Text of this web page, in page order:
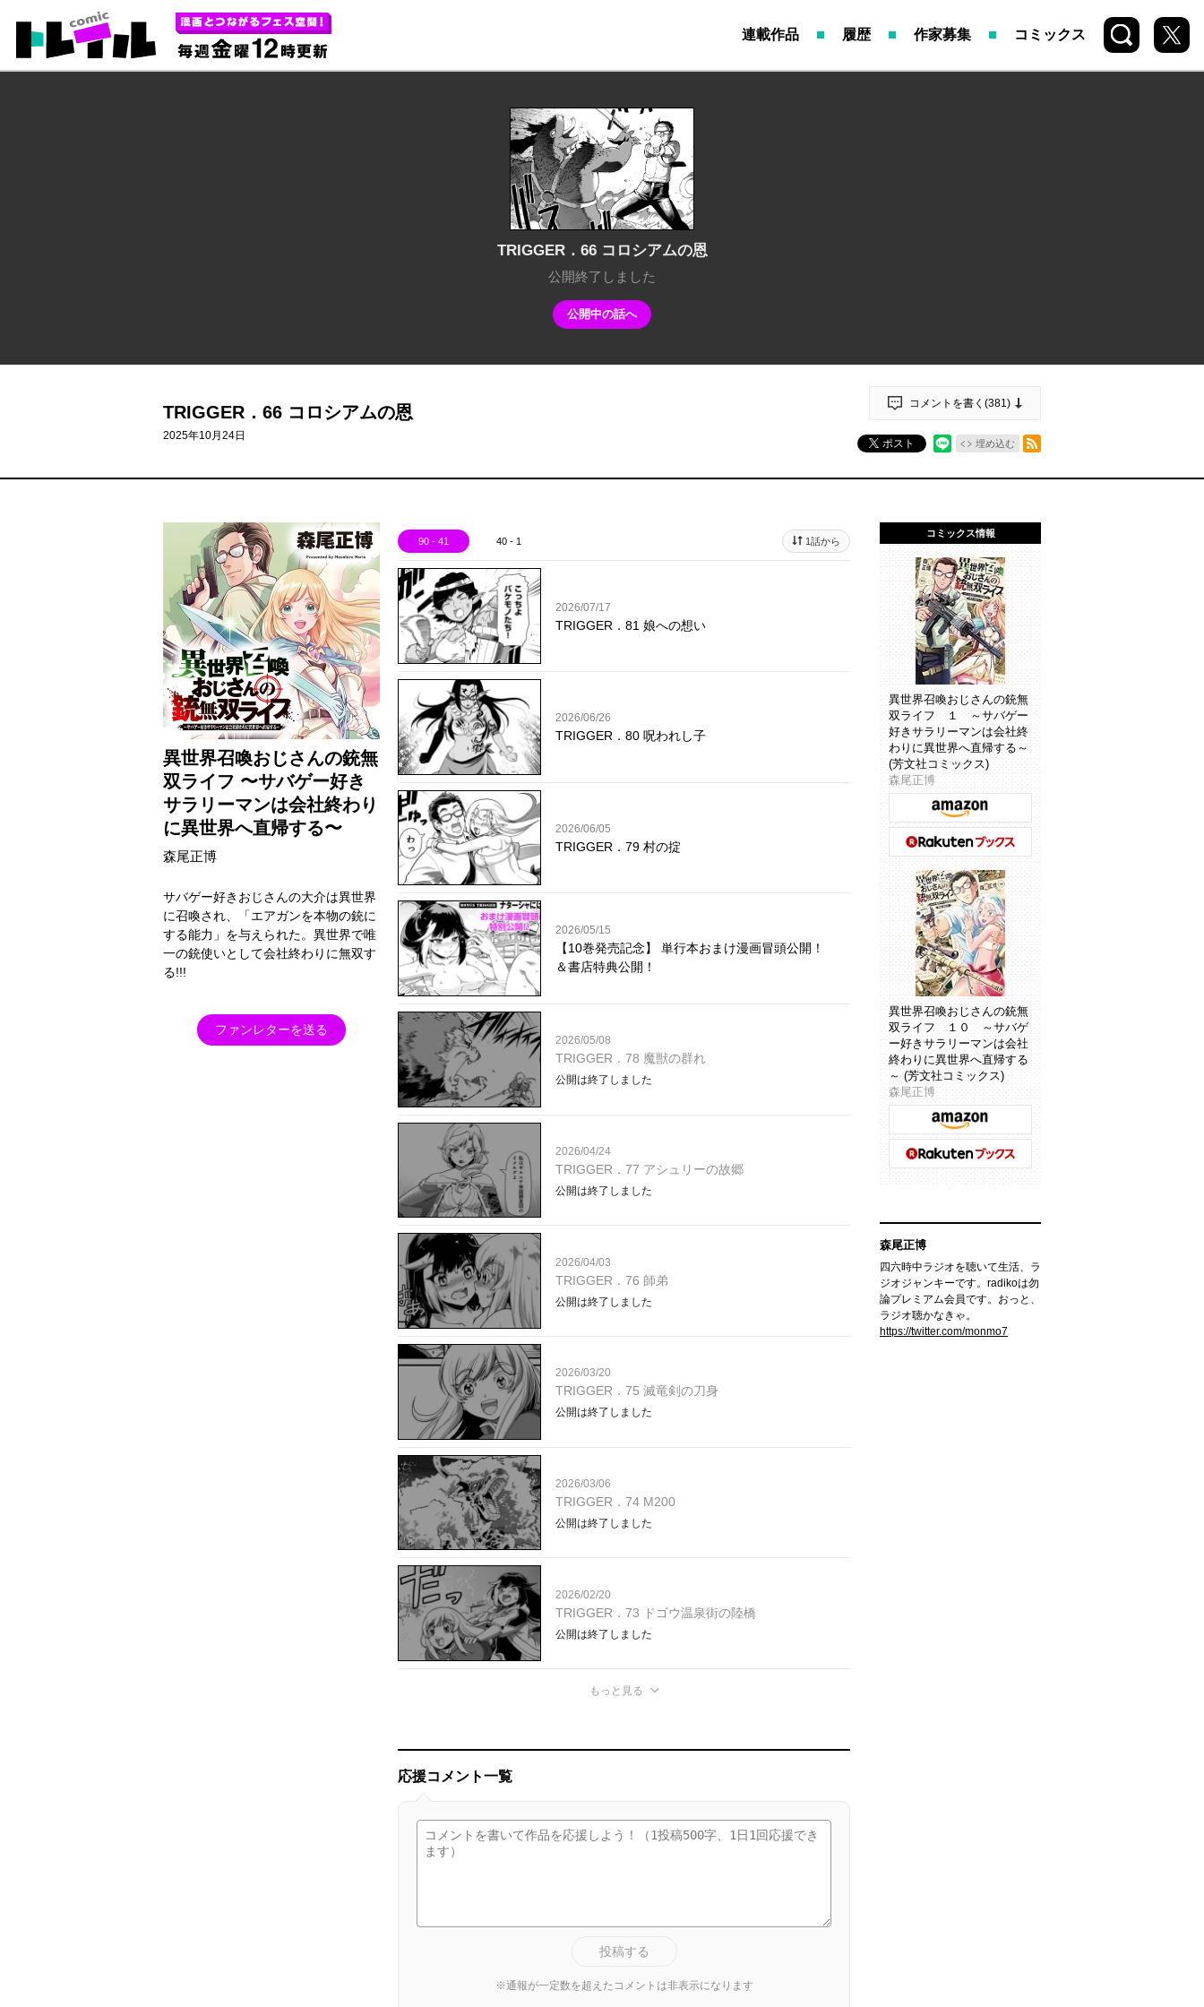
コミックトレイル あなたの心にほどよく刺さる 毎週金曜12時更新
連載作品 履歴 作家募集 コミックス
検索 X
TRIGGER．66 コロシアムの恩
公開終了しました
公開中の話へ
TRIGGER．66 コロシアムの恩
2025年10月24日
コメントを書く(381)
ポスト 埋め込む
異世界召喚おじさんの銃無
双ライフ 〜サバゲー好き
サラリーマンは会社終わり
に異世界へ直帰する〜
森尾正博
サバゲー好きおじさんの大介は異世界
に召喚され、「エアガンを本物の銃に
する能力」を与えられた。異世界で唯
一の銃使いとして会社終わりに無双す
る!!!
ファンレターを送る
90 - 41 40 - 1 1話から
2026/07/17
TRIGGER．81 娘への想い
2026/06/26
TRIGGER．80 呪われし子
2026/06/05
TRIGGER．79 村の掟
2026/05/15
【10巻発売記念】 単行本おまけ漫画冒頭公開！
＆書店特典公開！
2026/05/08
TRIGGER．78 魔獣の群れ
公開は終了しました
2026/04/24
TRIGGER．77 アシュリーの故郷
公開は終了しました
2026/04/03
TRIGGER．76 師弟
公開は終了しました
2026/03/20
TRIGGER．75 滅竜剣の刀身
公開は終了しました
2026/03/06
TRIGGER．74 M200
公開は終了しました
2026/02/20
TRIGGER．73 ドゴウ温泉街の陸橋
公開は終了しました
もっと見る
応援コメント一覧
投稿する
※通報が一定数を超えたコメントは非表示になります
コミックス情報
異世界召喚おじさんの銃無
双ライフ １ ～サバゲー
好きサラリーマンは会社終
わりに異世界へ直帰する～
(芳文社コミックス)
森尾正博
異世界召喚おじさんの銃無
双ライフ １０ ～サバゲ
ー好きサラリーマンは会社
終わりに異世界へ直帰する
～ (芳文社コミックス)
森尾正博
森尾正博
四六時中ラジオを聴いて生活、ラ
ジオジャンキーです。radikoは勿
論プレミアム会員です。おっと、
ラジオ聴かなきゃ。
https://twitter.com/monmo7